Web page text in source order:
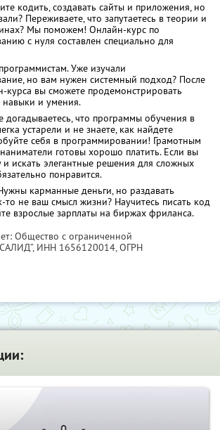
кодить, создавать сайты и приложения, но
Переживаете, что запутаетесь в теории и
Мы поможем! Онлайн-курс по
с нуля составлен специально для
Уже изучали
но вам нужен системный подход? После
курса вы сможете продемонстрировать
и умения.
догадываетесь, что программы обучения в
устарели и не знаете, как найдете
себя в программировании! Грамотным
готовы хорошо платить. Если вы
и искать элегантные решения для сложных
понравится.
карманные деньги, но раздавать
то не ваш смысл жизни? Научитесь писать код
взрослые зарплаты на биржах фриланса.
Общество с ограниченной
ИНН 1656120014, ОГРН